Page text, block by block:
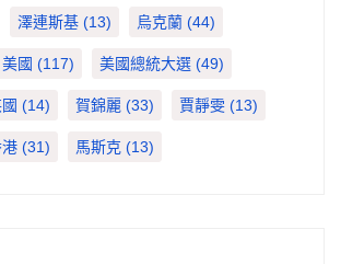
澤連斯基 (13) 烏克蘭 (44)
美國 (117) 美國總統大選 (49)
(14) 賀錦麗 (33) 賈靜雯 (13)
(31) 馬斯克 (13)